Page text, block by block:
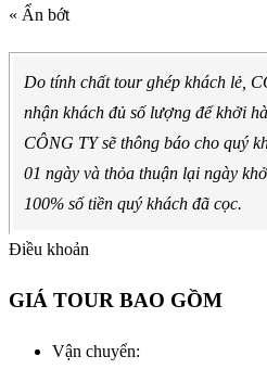
« Ẩn bớt
Do tính chất tour ghép khách lẻ,
nhận khách đủ số lượng để khởi
CÔNG TY sẽ thông báo cho quý
01 ngày và thỏa thuận lại ngày
100% số tiền quý khách đã cọc.
Điều khoản
GIÁ TOUR BAO GỒM
Vận chuyển: